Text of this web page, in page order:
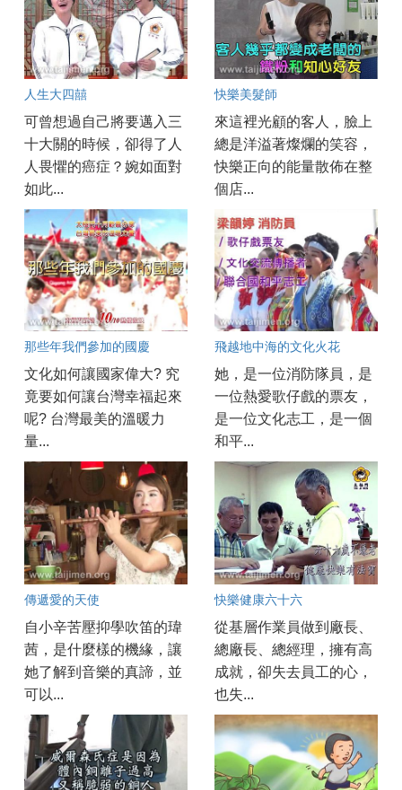
人生大四囍
可曾想過自己將要邁入三
十大關的時候，卻得了人
人畏懼的癌症？婉如面對
如此...
快樂美髮師
來這裡光顧的客人，臉上
總是洋溢著燦爛的笑容，
快樂正向的能量散佈在整
個店...
那些年我們參加的國慶
文化如何讓國家偉大? 究
竟要如何讓台灣幸福起來
呢? 台灣最美的溫暖力
量...
飛越地中海的文化火花
她，是一位消防隊員，是
一位熱愛歌仔戲的票友，
是一位文化志工，是一個
和平...
傳遞愛的天使
自小辛苦壓抑學吹笛的瑋
茜，是什麼樣的機緣，讓
她了解到音樂的真諦，並
可以...
快樂健康六十六
從基層作業員做到廠長、
總廠長、總經理，擁有高
成就，卻失去員工的心，
也失...